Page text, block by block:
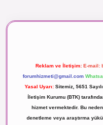
Reklam ve İletişim: E-mail:
forumhizmeti@gmail.com
Yasal Uyarı: Sitemiz, 5651
İletişim Kurumu (BTK)
hizmet vermektedir. Bu
denetleme veya araştırma